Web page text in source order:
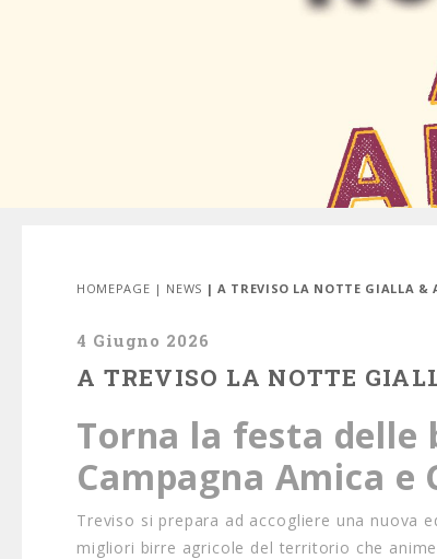
HOMEPAGE | NEWS | A TREVISO LA NOTTE GIALLA &
4 Giugno 2026
A TREVISO LA NOTTE
Torna la festa
Campagna Amica
Treviso si prepara ad accogliere una nuova
migliori birre agricole del territorio che